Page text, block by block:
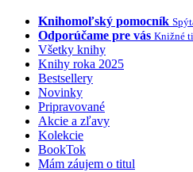
Knihomoľský pomocník
Odporúčame pre vás Knižné
Všetky knihy
Knihy roka 2025
Bestsellery
Novinky
Pripravované
Akcie a zľavy
Kolekcie
BookTok
Mám záujem o titul